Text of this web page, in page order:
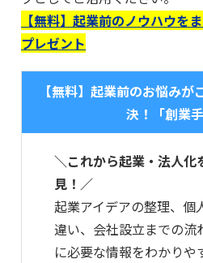
【無料】起業前のノウハウを
プレゼント
【無料】起業前のお悩み
決！「創業手
＼これから起業・法人化
見！／
起業アイデアの整理、個
違い、会社設立までの流
に必要な情報をわかりや